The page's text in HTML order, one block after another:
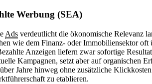
Werbung (SEA)
Ads verdeutlicht die ökonomische Relevanz
wie dem Finanz- oder Immobiliensektor
Anzeigen liefern zwar sofortige
Kampagnen, setzt aber auf organischen
Jahre hinweg ohne zusätzliche
zu etablieren.